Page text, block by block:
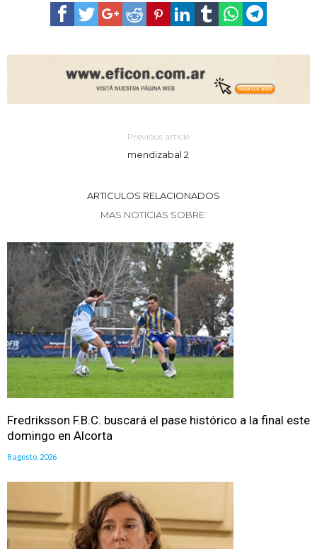
Previous article
mendizabal 2
ARTICULOS RELACIONADOS
MAS NOTICIAS SOBRE
Fredriksson F.B.C. buscará el pase histórico a la final este
domingo en Alcorta
8 agosto, 2026